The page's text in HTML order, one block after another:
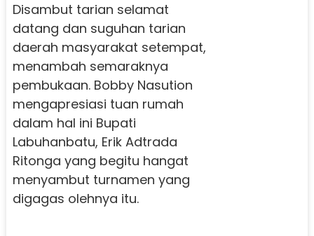
Disambut tarian selamat
datang dan suguhan tarian
daerah masyarakat setempat,
menambah semaraknya
pembukaan. Bobby Nasution
mengapresiasi tuan rumah
dalam hal ini Bupati
Labuhanbatu, Erik Adtrada
Ritonga yang begitu hangat
menyambut turnamen yang
digagas olehnya itu.